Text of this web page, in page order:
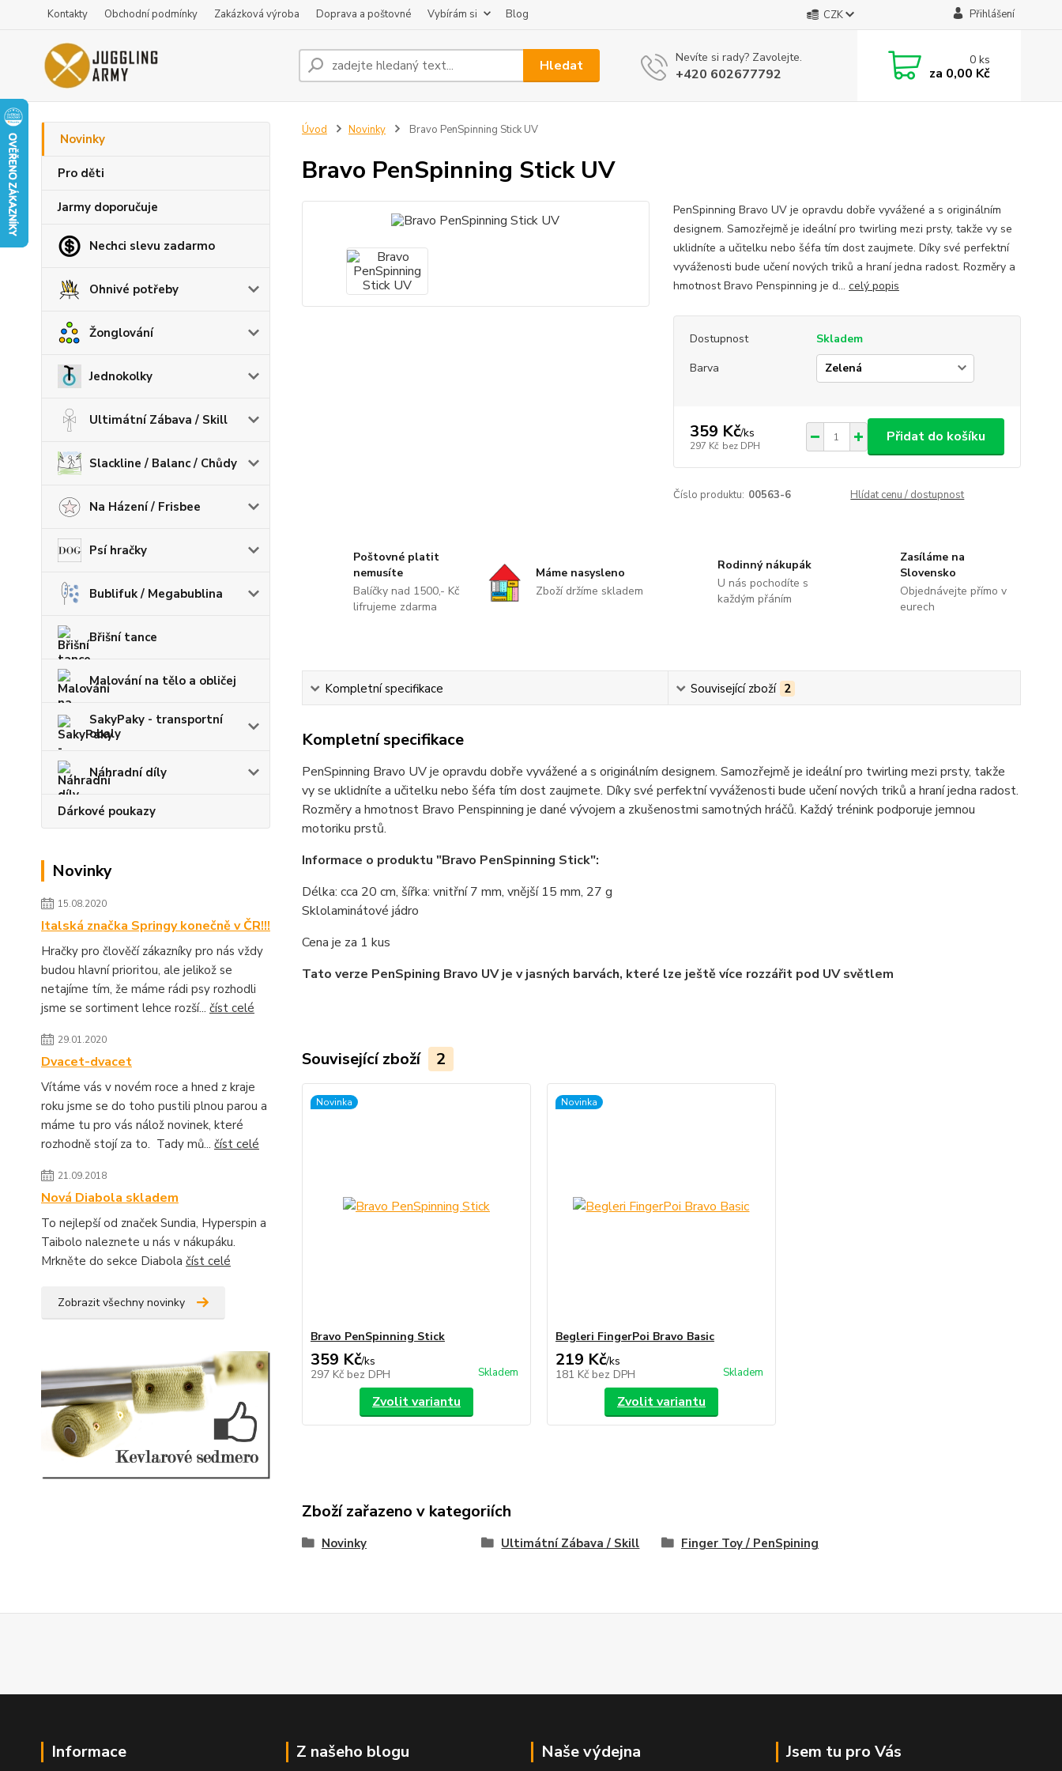
Kontakty Obchodní podmínky Zakázková výroba Doprava a poštovné Vybírám si Blog CZK Přihlášení
Hledat Nevíte si rady? Zavolejte.
+420 602677792
0ks
za 0,00 Kč
Novinky
Pro děti
Jarmy doporučuje
Nechci slevu zadarmo
Ohnivé potřeby
Žonglování
Jednokolky
Ultimátní Zábava / Skill
Slackline / Balanc / Chůdy
Na Házení / Frisbee
Psí hračky
Bublifuk / Megabublina
Břišní tance
Malování na tělo a obličej
SakyPaky - transportní
obaly
Náhradní díly
Dárkové poukazy
Novinky
15.08.2020
Italská značka Springy konečně v ČR!!!
Hračky pro člověčí zákazníky pro nás vždy
budou hlavní prioritou, ale jelikož se
netajíme tím, že máme rádi psy rozhodli
jsme se sortiment lehce rozší... číst celé
29.01.2020
Dvacet-dvacet
Vítáme vás v novém roce a hned z kraje
roku jsme se do toho pustili plnou parou a
máme tu pro vás nálož novinek, které
rozhodně stojí za to. Tady mů... číst celé
21.09.2018
Nová Diabola skladem
To nejlepší od značek Sundia, Hyperspin a
Taibolo naleznete u nás v nákupáku.
Mrkněte do sekce Diabola číst celé
Zobrazit všechny novinky
Úvod Novinky Bravo PenSpinning Stick UV
Bravo PenSpinning Stick UV
PenSpinning Bravo UV je opravdu dobře vyvážené a s originálním
designem. Samozřejmě je ideální pro twirling mezi prsty, takže vy se
uklidníte a učitelku nebo šéfa tím dost zaujmete. Díky své perfektní
vyváženosti bude učení nových triků a hraní jedna radost. Rozměry a
hmotnost Bravo Penspinning je d... celý popis
Dostupnost
Skladem
Barva
359 Kč/ks
297 Kč bez DPH
Přidat do košíku
Číslo produktu: 00563-6 Hlídat cenu / dostupnost
Poštovné platit
nemusíte
Balíčky nad 1500,- Kč
lifrujeme zdarma
Máme nasysleno
Zboží držíme skladem
Rodinný nákupák
U nás pochodíte s
každým přáním
Zasíláme na
Slovensko
Objednávejte přímo v
eurech
Kompletní specifikace Související zboží 2
Kompletní specifikace
PenSpinning Bravo UV je opravdu dobře vyvážené a s originálním designem. Samozřejmě je ideální pro twirling mezi prsty, takže
vy se uklidníte a učitelku nebo šéfa tím dost zaujmete. Díky své perfektní vyváženosti bude učení nových triků a hraní jedna radost.
Rozměry a hmotnost Bravo Penspinning je dané vývojem a zkušenostmi samotných hráčů. Každý trénink podporuje jemnou
motoriku prstů.
Informace o produktu "Bravo PenSpinning Stick":
Délka: cca 20 cm, šířka: vnitřní 7 mm, vnější 15 mm, 27 g
Sklolaminátové jádro
Cena je za 1 kus
Tato verze PenSpining Bravo UV je v jasných barvách, které lze ještě více rozzářit pod UV světlem
Související zboží 2
Novinka
Bravo PenSpinning Stick
359 Kč/ks
297 Kč bez DPH Skladem
Zvolit variantu
Novinka
Begleri FingerPoi Bravo Basic
219 Kč/ks
181 Kč bez DPH Skladem
Zvolit variantu
Zboží zařazeno v kategoriích
Novinky Ultimátní Zábava / Skill Finger Toy / PenSpining
Informace Z našeho blogu Naše výdejna Jsem tu pro Vás